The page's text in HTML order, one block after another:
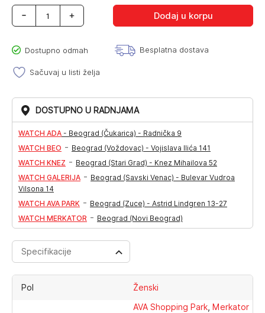
Daniel
Wellington
Chain
Watch
količina
Dodaj u korpu
Dostupno odmah Besplatna dostava
Sačuvaj u listi želja
DOSTUPNO U RADNJAMA
WATCH ADA - Beograd (Čukarica) - Radnička 9
WATCH BEO - Beograd (Voždovac) - Vojislava Ilića 141
WATCH KNEZ - Beograd (Stari Grad) - Knez Mihailova 52
WATCH GALERIJA - Beograd (Savski Venac) - Bulevar Vudroa
Vilsona 14
WATCH AVA PARK - Beograd (Zuce) - Astrid Lindgren 13-27
WATCH MERKATOR - Beograd (Novi Beograd)
Specifikacije
Pol Ženski
AVA Shopping Park, Merkator